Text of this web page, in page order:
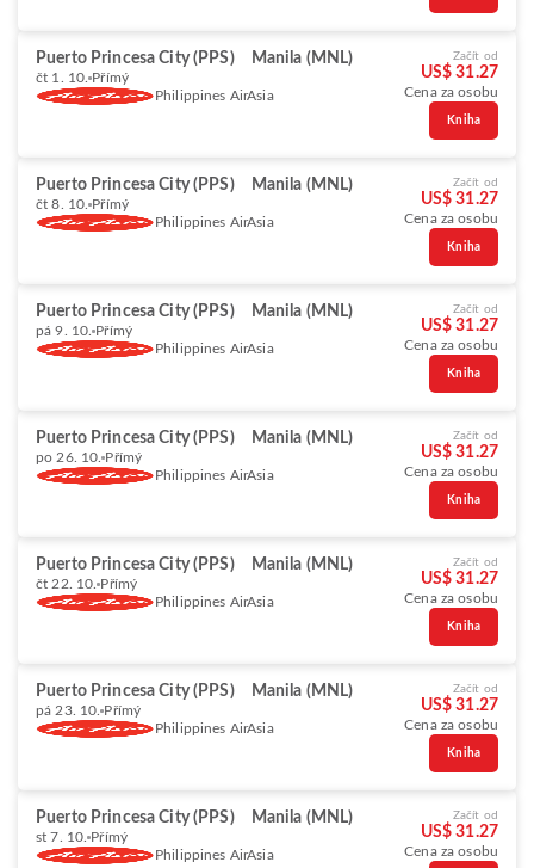
Puerto Princesa City (PPS) Manila (MNL)
čt 1. 10. Přímý
Philippines AirAsia
Začít od
US$ 31.27
Cena za osobu
Kniha
Puerto Princesa City (PPS) Manila (MNL)
čt 8. 10. Přímý
Philippines AirAsia
Začít od
US$ 31.27
Cena za osobu
Kniha
Puerto Princesa City (PPS) Manila (MNL)
pá 9. 10. Přímý
Philippines AirAsia
Začít od
US$ 31.27
Cena za osobu
Kniha
Puerto Princesa City (PPS) Manila (MNL)
po 26. 10. Přímý
Philippines AirAsia
Začít od
US$ 31.27
Cena za osobu
Kniha
Puerto Princesa City (PPS) Manila (MNL)
čt 22. 10. Přímý
Philippines AirAsia
Začít od
US$ 31.27
Cena za osobu
Kniha
Puerto Princesa City (PPS) Manila (MNL)
pá 23. 10. Přímý
Philippines AirAsia
Začít od
US$ 31.27
Cena za osobu
Kniha
Puerto Princesa City (PPS) Manila (MNL)
st 7. 10. Přímý
Philippines AirAsia
Začít od
US$ 31.27
Cena za osobu